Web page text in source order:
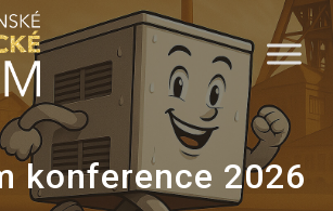
to
content
konference 2026